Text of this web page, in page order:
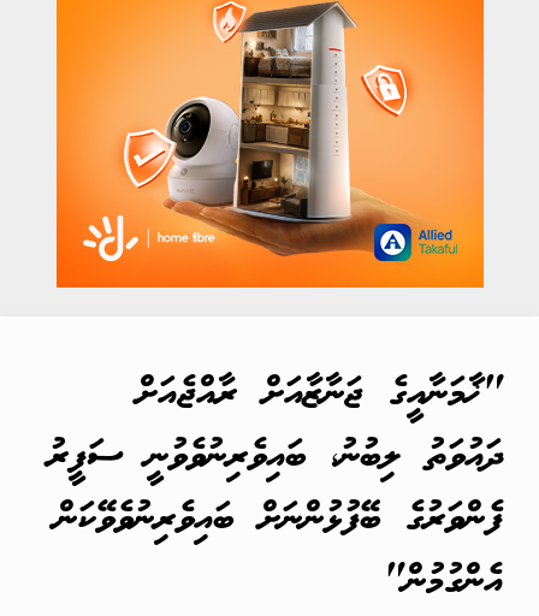
"ޚާމަނާއީގެ ޖަނާޒާއަށް ރާއްޖެއަށް
ދައުވަތު ލިބުނު، ބައިވެރިނުވެވުނީ ސަފީރު
ފެންވަރުގެ ބޭފުޅުންނަށް ބައިވެރިނުވެވޭކަން
އެންގުމުން"